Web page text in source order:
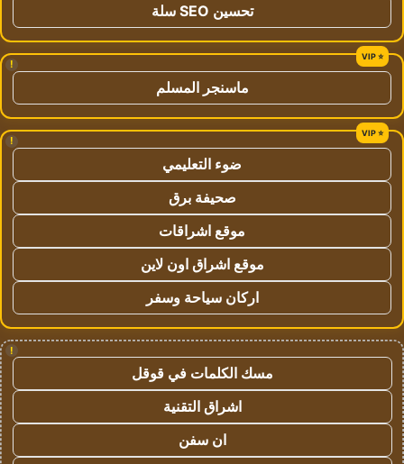
تحسين SEO سلة
!
ماسنجر المسلم
!
ضوء التعليمي
صحيفة برق
موقع اشراقات
موقع اشراق اون لاين
اركان سياحة وسفر
!
مسك الكلمات في قوقل
اشراق التقنية
ان سفن